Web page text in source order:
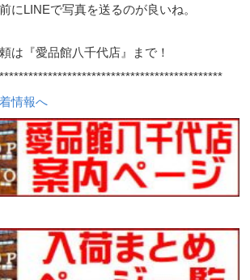
にLINEで写真を送るのが良いね。
は『愛品館八千代店』まで！
情報へ